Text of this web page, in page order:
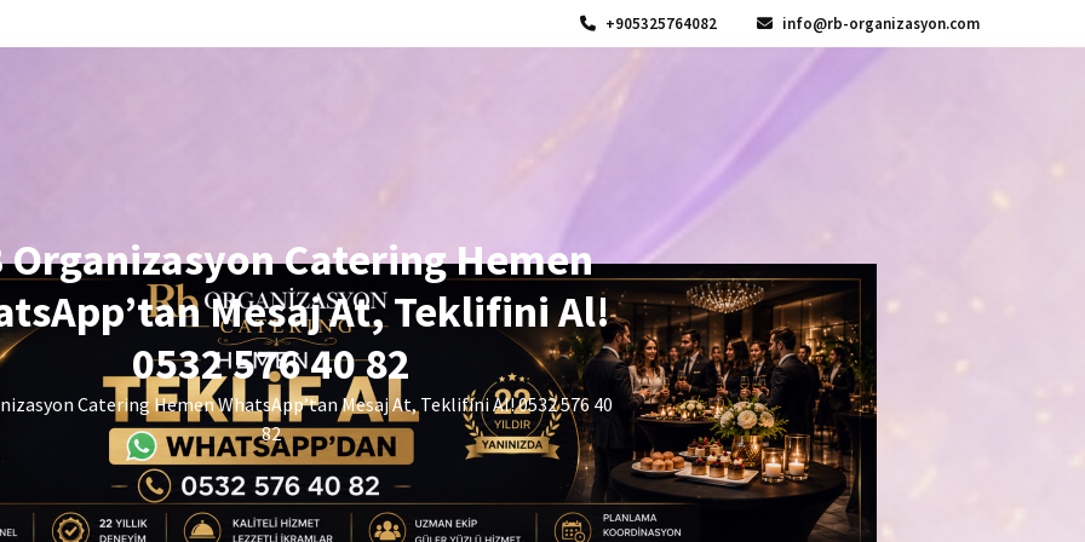
+905325764082 info@rb-organizasyon.com
Organizasyon Catering Hemen
Mesaj At, Teklifini Al!
0532 576 40 82
Catering Hemen WhatsApp’tan Mesaj At, Teklifini Al! 0532 576 40
82